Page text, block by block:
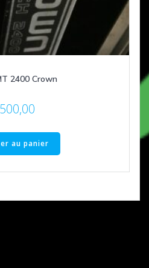
2400 Crown
500,00
au panier